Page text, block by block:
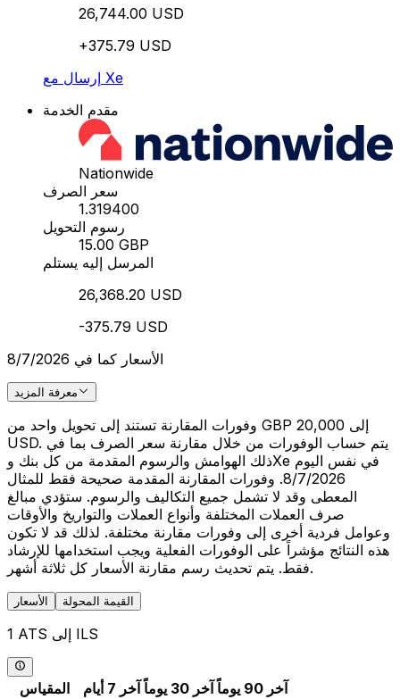
26,744.00 USD
+375.79 USD
إرسال مع Xe
مقدم الخدمة
Nationwide
سعر الصرف
1.319400
رسوم التحويل
15.00 GBP
المرسل إليه يستلم
26,368.20 USD
-375.79 USD
الأسعار كما في 8/7/2026
معرفة المزيد
وفورات المقارنة تستند إلى تحويل واحد من GBP 20,000 إلى
USD. يتم حساب الوفورات من خلال مقارنة سعر الصرف بما في
ذلك الهوامش والرسوم المقدمة من كل بنك وXe في نفس اليوم
8/7/2026. وفورات المقارنة المقدمة صحيحة فقط للمثال
المعطى وقد لا تشمل جميع التكاليف والرسوم. ستؤدي مبالغ
صرف العملات المختلفة وأنواع العملات والتواريخ والأوقات
وعوامل فردية أخرى إلى وفورات مقارنة مختلفة. لذلك قد لا تكون
هذه النتائج مؤشراً على الوفورات الفعلية ويجب استخدامها للإرشاد
فقط. يتم تحديث رسم مقارنة الأسعار كل ثلاثة أشهر.
الأسعار القيمة المحولة
1 ATS إلى ILS
المقياس آخر 7 أيام آخر 30 يوماً
آخر 90 يوماً